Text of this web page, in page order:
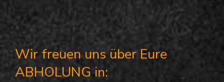
Wir freuen uns über Eure
ABHOLUNG in: